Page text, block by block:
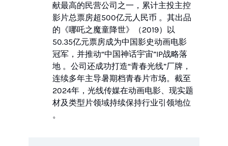
献最高的民营公司之一，累计主投主控
影片总票房超500亿元人民币 。其出品
的《哪吒之魔童降世》（2019）以
50.35亿元票房成为中国影史动画电影
冠军，并推动“中国神话宇宙”IP战略落
地 。公司还成功打造“青春光线”厂牌，
连续多年主导暑期档青春片市场。截至
2024年，光线传媒在动画电影、现实题
材及类型片领域持续保持行业引领地位
。